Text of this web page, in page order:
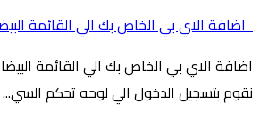
اضافة الاي بي الخاص بك الي القائمة
نقوم بتسجيل الدخول الي لوحه تحكم السي...